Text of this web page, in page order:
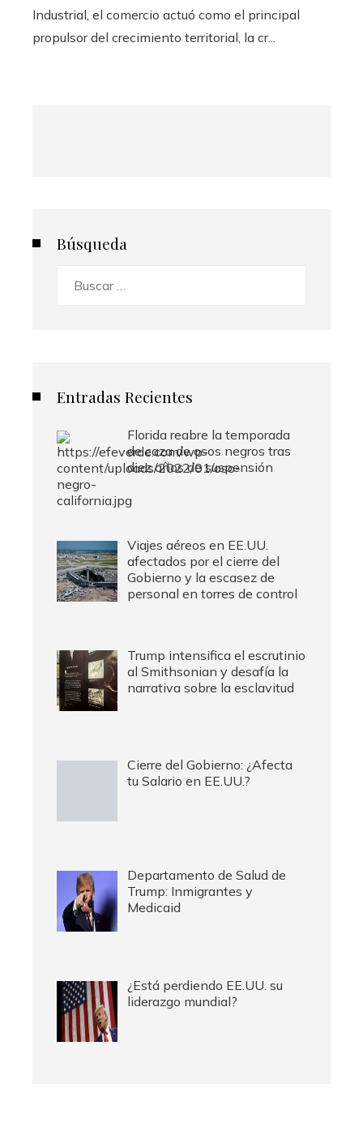
Industrial, el comercio actuó como el principal
propulsor del crecimiento territorial, la cr...
Búsqueda
Entradas Recientes
Florida reabre la temporada
de caza de osos negros tras
diez años de suspensión
Viajes aéreos en EE.UU.
afectados por el cierre del
Gobierno y la escasez de
personal en torres de control
Trump intensifica el escrutinio
al Smithsonian y desafía la
narrativa sobre la esclavitud
Cierre del Gobierno: ¿Afecta
tu Salario en EE.UU.?
Departamento de Salud de
Trump: Inmigrantes y
Medicaid
¿Está perdiendo EE.UU. su
liderazgo mundial?